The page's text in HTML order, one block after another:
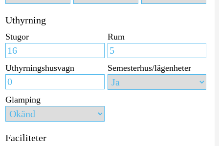
Uthyrning
Stugor Rum
Uthyrningshusvagn Semesterhus/lägenheter
Glamping
Faciliteter